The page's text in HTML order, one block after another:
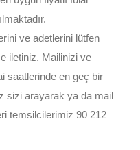
ve adetlerini lütfen
iletiniz. Mailinizi ve
saatlerinde en geç bir
sizi arayarak ya da mail
temsilcilerimiz 90 212